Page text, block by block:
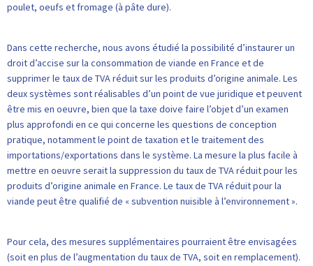
poulet, oeufs et fromage (à pâte dure).
Dans cette recherche, nous avons étudié la possibilité d’instaurer un
droit d’accise sur la consommation de viande en France et de
supprimer le taux de TVA réduit sur les produits d’origine animale. Les
deux systèmes sont réalisables d’un point de vue juridique et peuvent
être mis en oeuvre, bien que la taxe doive faire l’objet d’un examen
plus approfondi en ce qui concerne les questions de conception
pratique, notamment le point de taxation et le traitement des
importations/exportations dans le système. La mesure la plus facile à
mettre en oeuvre serait la suppression du taux de TVA réduit pour les
produits d’origine animale en France. Le taux de TVA réduit pour la
viande peut être qualifié de « subvention nuisible à l’environnement ».
Pour cela, des mesures supplémentaires pourraient être envisagées
(soit en plus de l’augmentation du taux de TVA, soit en remplacement).